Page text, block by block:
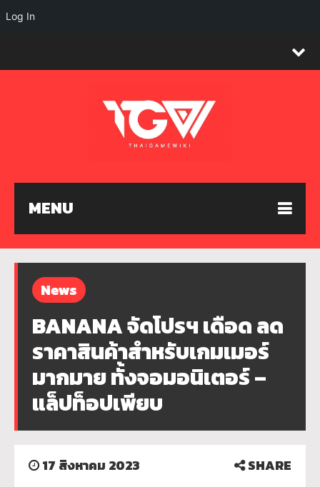
MENU
News
BANANA จัดโปรฯ เดือด ลด
ราคาสินค้าสำหรับเกมเมอร์
มากมาย ทั้งจอมอนิเตอร์ –
แล็ปท็อปเพียบ
17 สิงหาคม 2023 SHARE
Log In